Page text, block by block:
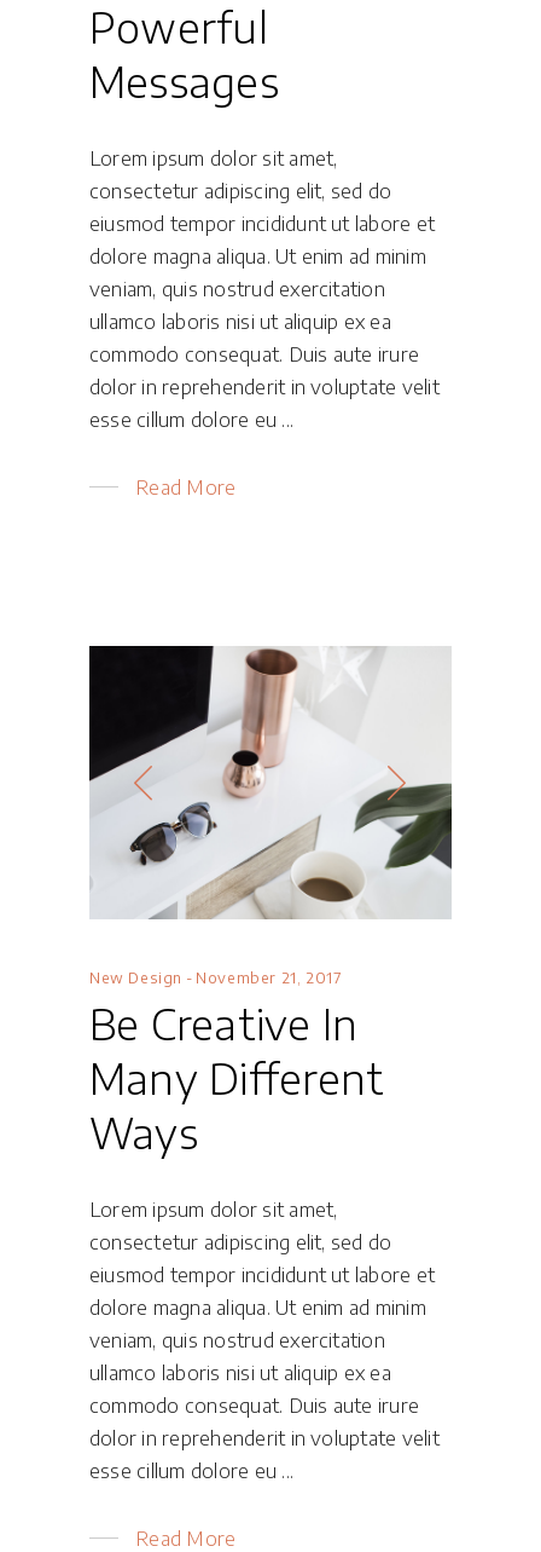
Powerful
Messages
Lorem ipsum dolor sit amet,
consectetur adipiscing elit, sed do
eiusmod tempor incididunt ut labore et
dolore magna aliqua. Ut enim ad minim
veniam, quis nostrud exercitation
ullamco laboris nisi ut aliquip ex ea
commodo consequat. Duis aute irure
dolor in reprehenderit in voluptate velit
esse cillum dolore eu
Read More
New Design November 21, 2017
Be Creative In
Many Different
Ways
Lorem ipsum dolor sit amet,
consectetur adipiscing elit, sed do
eiusmod tempor incididunt ut labore et
dolore magna aliqua. Ut enim ad minim
veniam, quis nostrud exercitation
ullamco laboris nisi ut aliquip ex ea
commodo consequat. Duis aute irure
dolor in reprehenderit in voluptate velit
esse cillum dolore eu
Read More